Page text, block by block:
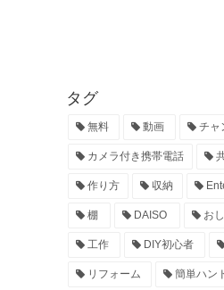
タグ
無料 動画 チャ
カメラ付き携帯電話
作り方 収納
棚 DAISO お
工作 DIY初心者
リフォーム 簡単ハン